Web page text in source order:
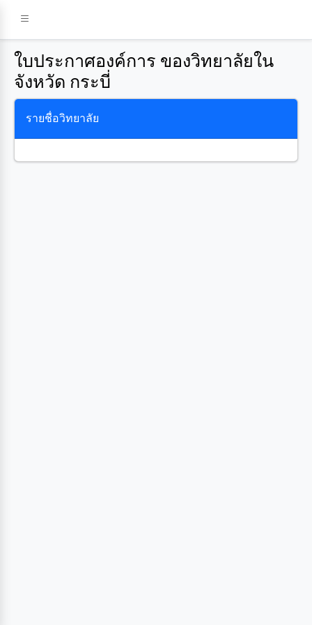
ใบประกาศองค์การ ของวิทยาลัยใน
จังหวัด กระบี่
รายชื่อวิทยาลัย